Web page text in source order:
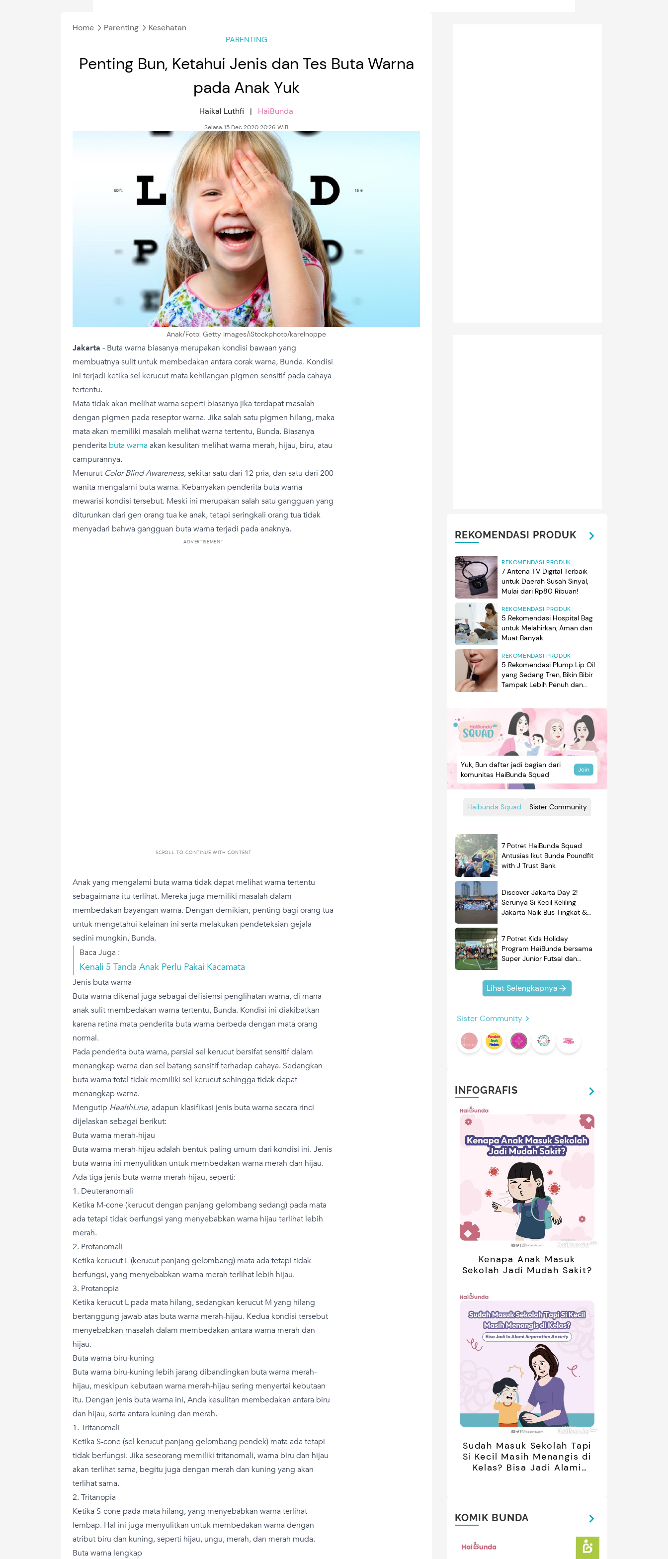
Home Parenting
Kesehatan
PARENTING
Penting Bun, Ketahui Jenis dan Tes Buta Warna
pada Anak Yuk
Haikal Luthfi | HaiBunda
Selasa, 15 Dec 2020 20:26 WIB
Anak/Foto: Getty Images/iStockphoto/karelnoppe
Jakarta - Buta warna biasanya merupakan kondisi bawaan yang
membuatnya sulit untuk membedakan antara corak warna, Bunda. Kondisi
ini terjadi ketika sel kerucut mata kehilangan pigmen sensitif pada cahaya
tertentu.
Mata tidak akan melihat warna seperti biasanya jika terdapat masalah
dengan pigmen pada reseptor warna. Jika salah satu pigmen hilang, maka
mata akan memiliki masalah melihat warna tertentu, Bunda. Biasanya
penderita buta warna akan kesulitan melihat warna merah, hijau, biru, atau
campurannya.
Menurut Color Blind Awareness, sekitar satu dari 12 pria, dan satu dari 200
wanita mengalami buta warna. Kebanyakan penderita buta warna
mewarisi kondisi tersebut. Meski ini merupakan salah satu gangguan yang
diturunkan dari gen orang tua ke anak, tetapi seringkali orang tua tidak
menyadari bahwa gangguan buta warna terjadi pada anaknya.
ADVERTISEMENT
SCROLL TO CONTINUE WITH CONTENT
Anak yang mengalami buta warna tidak dapat melihat warna tertentu
sebagaimana itu terlihat. Mereka juga memiliki masalah dalam
membedakan bayangan warna. Dengan demikian, penting bagi orang tua
untuk mengetahui kelainan ini serta melakukan pendeteksian gejala
sedini mungkin, Bunda.
Baca Juga :
Kenali 5 Tanda Anak Perlu Pakai Kacamata
Jenis buta warna
Buta warna dikenal juga sebagai defisiensi penglihatan warna, di mana
anak sulit membedakan warna tertentu, Bunda. Kondisi ini diakibatkan
karena retina mata penderita buta warna berbeda dengan mata orang
normal.
Pada penderita buta warna, parsial sel kerucut bersifat sensitif dalam
menangkap warna dan sel batang sensitif terhadap cahaya. Sedangkan
buta warna total tidak memiliki sel kerucut sehingga tidak dapat
menangkap warna.
Mengutip HealthLine, adapun klasifikasi jenis buta warna secara rinci
dijelaskan sebagai berikut:
Buta warna merah-hijau
Buta warna merah-hijau adalah bentuk paling umum dari kondisi ini. Jenis
buta warna ini menyulitkan untuk membedakan warna merah dan hijau.
Ada tiga jenis buta warna merah-hijau, seperti:
1. Deuteranomali
Ketika M-cone (kerucut dengan panjang gelombang sedang) pada mata
ada tetapi tidak berfungsi yang menyebabkan warna hijau terlihat lebih
merah.
2. Protanomali
Ketika kerucut L (kerucut panjang gelombang) mata ada tetapi tidak
berfungsi, yang menyebabkan warna merah terlihat lebih hijau.
3. Protanopia
Ketika kerucut L pada mata hilang, sedangkan kerucut M yang hilang
bertanggung jawab atas buta warna merah-hijau. Kedua kondisi tersebut
menyebabkan masalah dalam membedakan antara warna merah dan
hijau.
Buta warna biru-kuning
Buta warna biru-kuning lebih jarang dibandingkan buta warna merah-
hijau, meskipun kebutaan warna merah-hijau sering menyertai kebutaan
itu. Dengan jenis buta warna ini, Anda kesulitan membedakan antara biru
dan hijau, serta antara kuning dan merah.
1. Tritanomali
Ketika S-cone (sel kerucut panjang gelombang pendek) mata ada tetapi
tidak berfungsi. Jika seseorang memiliki tritanomali, warna biru dan hijau
akan terlihat sama, begitu juga dengan merah dan kuning yang akan
terlihat sama.
2. Tritanopia
Ketika S-cone pada mata hilang, yang menyebabkan warna terlihat
lembap. Hal ini juga menyulitkan untuk membedakan warna dengan
atribut biru dan kuning, seperti hijau, ungu, merah, dan merah muda.
Buta warna lengkap
REKOMENDASI PRODUK
REKOMENDASI PRODUK
7 Antena TV Digital Terbaik
untuk Daerah Susah Sinyal,
Mulai dari Rp80 Ribuan!
REKOMENDASI PRODUK
5 Rekomendasi Hospital Bag
untuk Melahirkan, Aman dan
Muat Banyak
REKOMENDASI PRODUK
5 Rekomendasi Plump Lip Oil
yang Sedang Tren, Bikin Bibir
Tampak Lebih Penuh dan
Haibunda Squad Sister Community
Yuk, Bun daftar jadi bagian dari
komunitas HaiBunda Squad
Join
7 Potret HaiBunda Squad
Antusias Ikut Bunda Poundfit
with J Trust Bank
Discover Jakarta Day 2!
Serunya Si Kecil Keliling
Jakarta Naik Bus Tingkat &
7 Potret Kids Holiday
Program HaiBunda bersama
Super Junior Futsal dan
Kompak Banget!
Lihat Selengkapnya
Sister Community
INFOGRAFIS
Kenapa Anak Masuk
Sekolah Jadi Mudah Sakit?
Sudah Masuk Sekolah Tapi
Si Kecil Masih Menangis di
Kelas? Bisa Jadi Alami
KOMIK BUNDA